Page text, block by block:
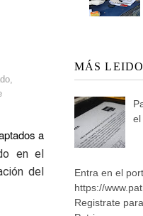
a
en el
del
MÁS
el
Entra en el
https://
Registrate